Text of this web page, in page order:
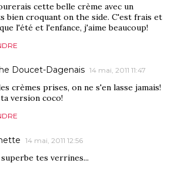
cette belle crème avec un
bien croquant on the side. C'est frais et
l'été et l'enfance, j'aime beaucoup!
Doucet-Dagenais 14 mai, 2011 11:47
crèmes prises, on ne s'en lasse jamais!
version coco!
14 mai, 2011 12:56
tes verrines...